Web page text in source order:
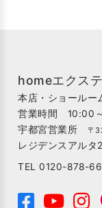
homeエクス
本店・ショール
営業時間 10:00
宇都宮営業所 〒
レジデンスアルタ
TEL 0120-878-